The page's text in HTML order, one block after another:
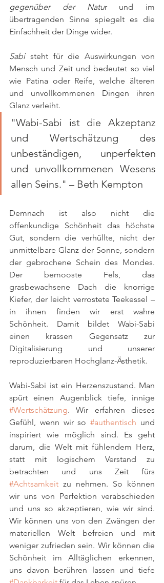
gegenüber der Natur und im
übertragenden Sinne spiegelt es die
Einfachheit der Dinge wider.
Sabi steht für die Auswirkungen von
Mensch und Zeit und bedeutet so viel
wie Patina oder Reife, welche älteren
und unvollkommenen Dingen ihren
Glanz verleiht.
"Wabi-Sabi ist die Akzeptanz
und Wertschätzung des
unbeständigen, unperfekten
und unvollkommenen Wesens
allen Seins." – Beth Kempton
Demnach ist also nicht die
offenkundige Schönheit das höchste
Gut, sondern die verhüllte, nicht der
unmittelbare Glanz der Sonne, sondern
der gebrochene Schein des Mondes.
Der bemooste Fels, das
grasbewachsene Dach die knorrige
Kiefer, der leicht verrostete Teekessel –
in ihnen finden wir erst wahre
Schönheit. Damit bildet Wabi-Sabi
einen krassen Gegensatz zur
Digitalisierung und unserer
reproduzierbaren Hochglanz-Ästhetik.
Wabi-Sabi ist ein Herzenszustand. Man
#Wertschätzung. Wir erfahren dieses
Gefühl, wenn wir so #authentisch und
inspiriert wie möglich sind. Es geht
darum, die Welt mit fühlendem Herz,
statt mit logischem Verstand zu
#Achtsamkeit zu nehmen. So können
wir uns von Perfektion verabschieden
und uns so akzeptieren, wie wir sind.
Wir können uns von den Zwängen der
materiellen Welt befreien und mit
weniger zufrieden sein. Wir können die
Schönheit im Alltäglichen erkennen,